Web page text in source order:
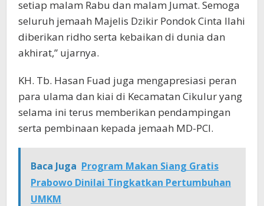
setiap malam Rabu dan malam Jumat. Semoga
seluruh jemaah Majelis Dzikir Pondok Cinta Ilahi
diberikan ridho serta kebaikan di dunia dan
akhirat,” ujarnya.
KH. Tb. Hasan Fuad juga mengapresiasi peran
para ulama dan kiai di Kecamatan Cikulur yang
selama ini terus memberikan pendampingan
serta pembinaan kepada jemaah MD-PCI.
Baca Juga Program Makan Siang Gratis
Prabowo Dinilai Tingkatkan Pertumbuhan
UMKM